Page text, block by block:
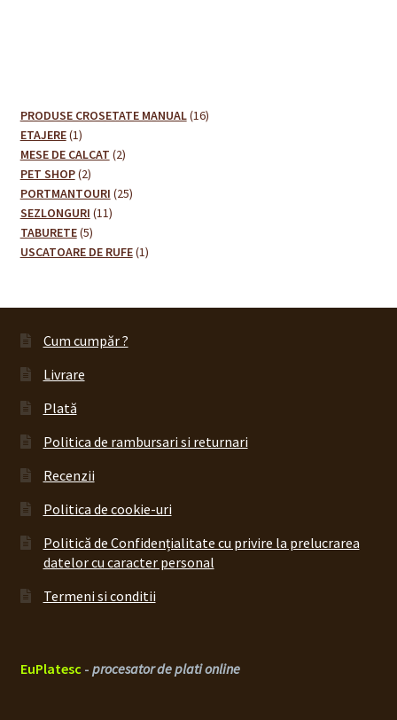
PRODUSE CROSETATE MANUAL 1616
ETAJERE 11
produs
MESE DE CALCAT 22
PET SHOP 22
produse
PORTMANTOURI 2525
SEZLONGURI 1111
TABURETE 55
produse
USCATOARE DE RUFE 11
Cum cumpăr ?
Livrare
Plată
Politica de rambursari si returnari
Recenzii
Politica de cookie-uri
Politică de Confidențialitate cu privire la prelucrarea
datelor cu caracter personal
Termeni si conditii
EuPlatesc - procesator de plati online